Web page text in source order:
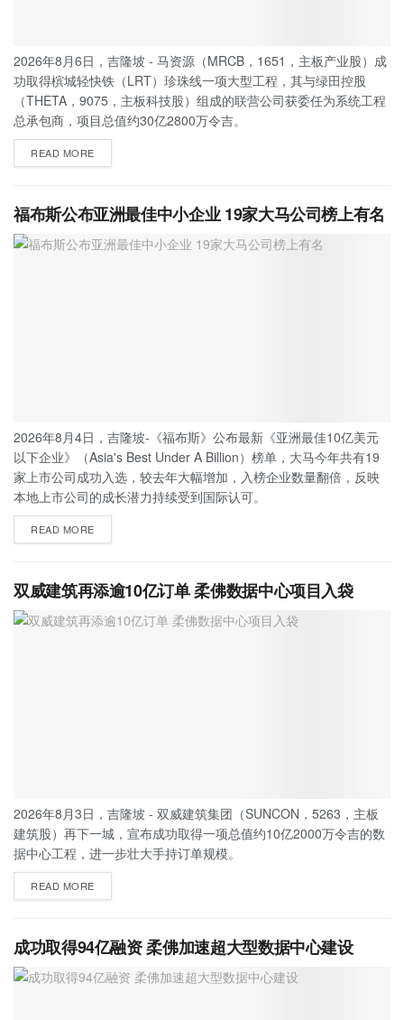
2026年8月6日，吉隆坡 - 马资源（MRCB，1651，主板产业股）成
功取得槟城轻快铁（LRT）珍珠线一项大型工程，其与绿田控股
（THETA，9075，主板科技股）组成的联营公司获委任为系统工程
总承包商，项目总值约30亿2800万令吉。
READ MORE
福布斯公布亚洲最佳中小企业 19家大马公司榜上有名
2026年8月4日，吉隆坡-《福布斯》公布最新《亚洲最佳10亿美元
以下企业》（Asia's Best Under A Billion）榜单，大马今年共有19
家上市公司成功入选，较去年大幅增加，入榜企业数量翻倍，反映
本地上市公司的成长潜力持续受到国际认可。
READ MORE
双威建筑再添逾10亿订单 柔佛数据中心项目入袋
2026年8月3日，吉隆坡 - 双威建筑集团（SUNCON，5263，主板
建筑股）再下一城，宣布成功取得一项总值约10亿2000万令吉的数
据中心工程，进一步壮大手持订单规模。
READ MORE
成功取得94亿融资 柔佛加速超大型数据中心建设